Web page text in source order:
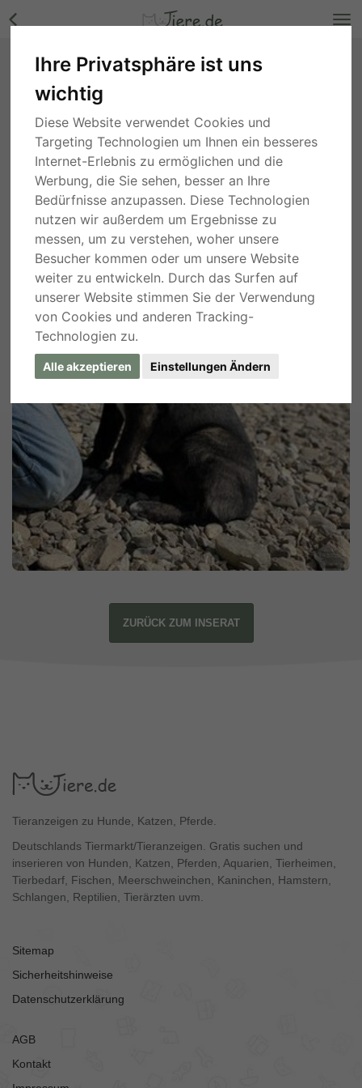
Ihre Privatsphäre ist uns
wichtig
Diese Website verwendet Cookies und
Targeting Technologien um Ihnen ein besseres
Internet-Erlebnis zu ermöglichen und die
Werbung, die Sie sehen, besser an Ihre
Bedürfnisse anzupassen. Diese Technologien
nutzen wir außerdem um Ergebnisse zu
messen, um zu verstehen, woher unsere
Besucher kommen oder um unsere Website
weiter zu entwickeln. Durch das Surfen auf
unserer Website stimmen Sie der Verwendung
von Cookies und anderen Tracking-
Technologien zu.
Alle akzeptieren Einstellungen Ändern
Zusa, - - Hündin Bilder
Berlin, vor 2 Jahren
ZURÜCK ZUM INSERAT
Tieranzeigen zu Hunde, Katzen, Pferde.
Deutschlands Tiermarkt/Tieranzeigen. Gratis suchen und
inserieren von Hunden, Katzen, Pferden, Aquarien, Tierheimen,
Tierbedarf, Fischen, Meerschweinchen, Kaninchen, Hamstern,
Schlangen, Reptilien, Tierärzten uvm.
Sitemap
Sicherheitshinweise
Datenschutzerklärung
AGB
Kontakt